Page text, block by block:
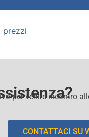
prezzi
per venire incontro
CONTATTACI SU